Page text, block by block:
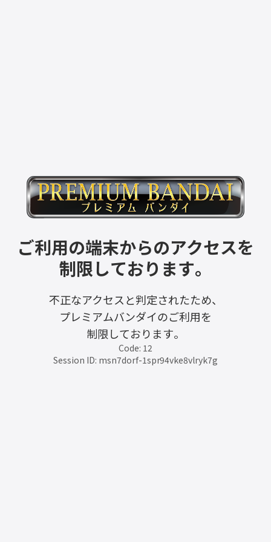
ご利用の端末からのアクセスを
制限しております。
不正なアクセスと判定されたため、
プレミアムバンダイのご利用を
制限しております。
Code: 12
Session ID: msn7dorf-1spr94vke8vlryk7g